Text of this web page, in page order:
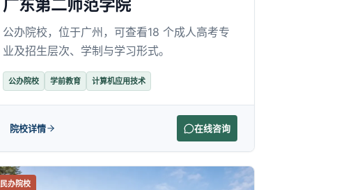
广东第二师范学院
公办院校，位于广州，可查看18 个成人高考专
业及招生层次、学制与学习形式。
公办院校 学前教育 计算机应用技术
院校详情 在线咨询
民办院校